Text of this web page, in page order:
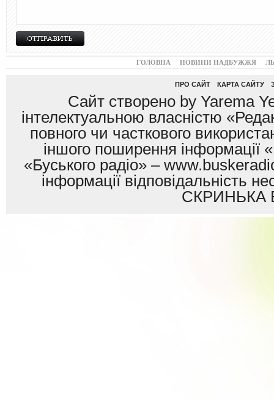
ГОЛОВНА НОВИНИ НАДБУЖЖЯ
ПРО САЙТ КАРТА САЙТУ
Сайт створено by Yarema
інтелектуальною власністю
повного чи часткового
іншого поширення інформації
«Буського радіо» –
інформації
СКРИНЬКА